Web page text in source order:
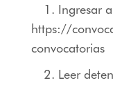
1. Ingresar
https://
convocatorias
2. Leer